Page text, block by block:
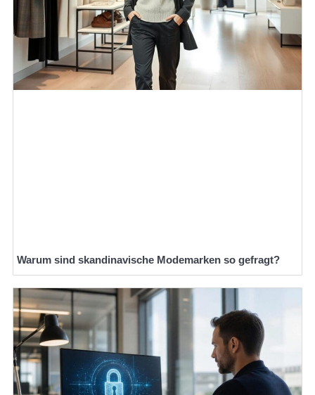
Warum sind skandinavische Modemarken so gefragt?